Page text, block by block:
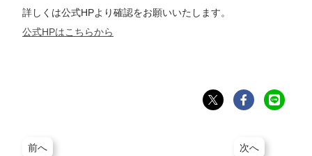
詳しくは公式HPより確認をお願いいたします。
公式HPはこちらから
前へ 次へ